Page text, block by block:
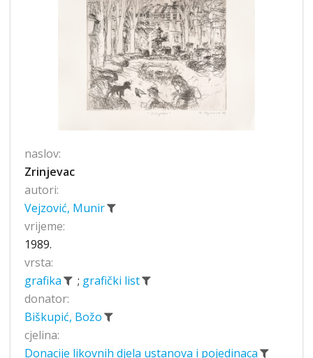
naslov:
Zrinjevac
autori:
Vejzović, Munir
vrijeme:
1989.
vrsta:
grafika
; grafički list
donator:
Biškupić, Božo
cjelina:
Donacije likovnih djela ustanova i pojedinaca